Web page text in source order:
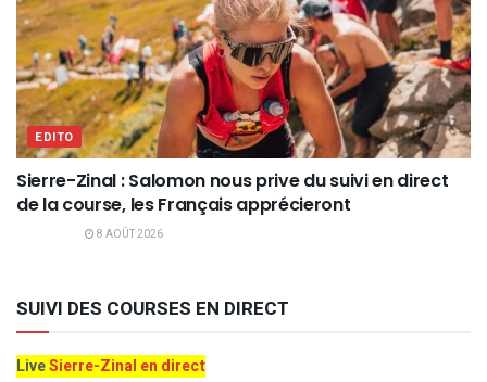
EDITO
Sierre-Zinal : Salomon nous prive du suivi en direct
de la course, les Français apprécieront
8 AOÛT 2026
SUIVI DES COURSES EN DIRECT
LiveSierre-Zinal en direct